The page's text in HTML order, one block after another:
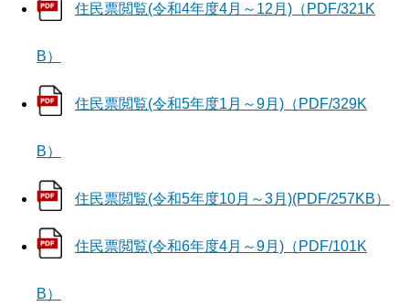
住民票閲覧(令和4年度4月～12月)（PDF/321K
B）
住民票閲覧(令和5年度1月～9月)（PDF/329K
B）
住民票閲覧(令和5年度10月～3月)(PDF/257KB）
住民票閲覧(令和6年度4月～9月)（PDF/101K
B）